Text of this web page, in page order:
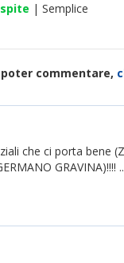
| Semplice
commentare,
che ci porta bene